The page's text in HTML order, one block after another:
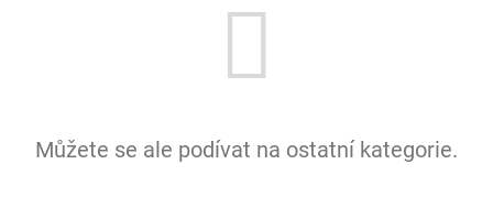
Můžete se ale podívat na ostatní kategorie.